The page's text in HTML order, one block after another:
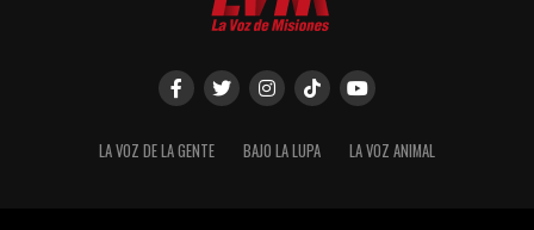
LA VOZ DE LA GENTE BAJO LA LUPA LA VOZ ANIMAL